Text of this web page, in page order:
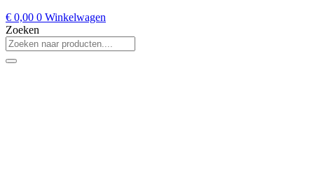
€ 0,00 0 Winkelwagen
Zoeken